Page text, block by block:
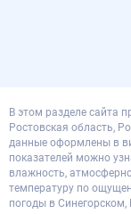
В этом разделе сайта
Ростовская область,
данные оформлены в
показателей можно
влажность,
температуру по
погоды в